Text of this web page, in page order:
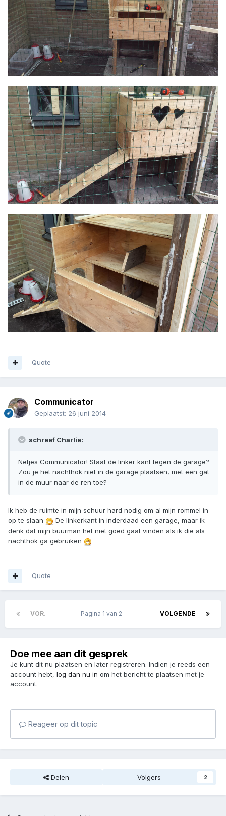
Quote
Communicator
Geplaatst: 26 juni 2014
schreef Charlie:
Netjes Communicator! Staat de linker kant tegen de garage?
Zou je het nachthok niet in de garage plaatsen, met een gat
in de muur naar de ren toe?
Ik heb de ruimte in mijn schuur hard nodig om al mijn rommel in
op te slaan
De linkerkant in inderdaad een garage, maar ik
denk dat mijn buurman het niet goed gaat vinden als ik die als
nachthok ga gebruiken
Quote
VOR. VOLGENDE
Pagina 1 van 2
Doe mee aan dit gesprek
Je kunt dit nu plaatsen en later registreren. Indien je reeds een
account hebt, log dan nu in om het bericht te plaatsen met je
account.
Reageer op dit topic
Delen Volgers 2